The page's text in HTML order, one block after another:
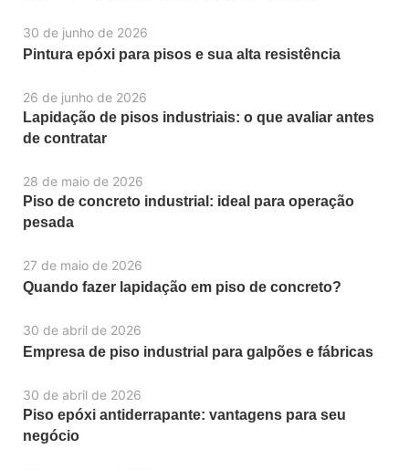
30 de junho de 2026
Pintura epóxi para pisos e sua alta resistência
26 de junho de 2026
Lapidação de pisos industriais: o que avaliar antes
de contratar
28 de maio de 2026
Piso de concreto industrial: ideal para operação
pesada
27 de maio de 2026
Quando fazer lapidação em piso de concreto?
30 de abril de 2026
Empresa de piso industrial para galpões e fábricas
30 de abril de 2026
Piso epóxi antiderrapante: vantagens para seu
negócio